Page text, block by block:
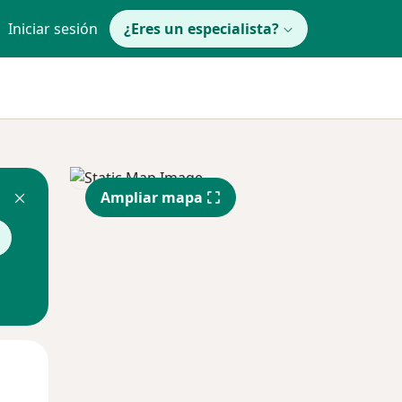
Iniciar sesión ¿Eres un especialista?
Ampliar mapa